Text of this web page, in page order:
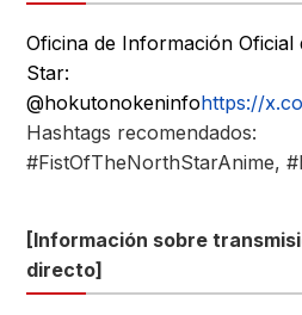
Oficina de Información
Star:
@hokutonokeninfohttps://
Hashtags recomendados:
#FistOfTheNorthStarAnime,
[Información sobre
directo]